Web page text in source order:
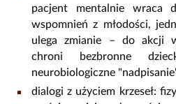
pacjent mentalnie wraca
wspomnień z młodości,
ulega zmianie – do akcji
chroni bezbronne
neurobiologiczne
dialogi z użyciem krzeseł: